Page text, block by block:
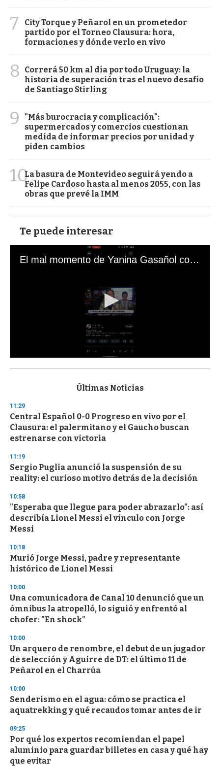
7
City Torque y Peñarol en un prometedor
partido por el Torneo Clausura: hora,
formaciones y dónde verlo en vivo
8
Correrá 50 km al día por todo Uruguay: la
historia de superación tras el nuevo desafío
de Santiago Stirling
9
"Más burocracia y complicación":
supermercados y comercios cuestionan
medida de informar precios por unidad y
piden cambios
10La basura de Montevideo seguirá yendo a
Felipe Cardoso hasta al menos 2055, con las
obras que prevé la IMM
Te puede interesar
El mal momento de Yanina Gasañol con un hincha argentino en "Subrayado"
s
d
s
o
f
3
s
e
c
o
d
s
Últimas Noticias
11:29
Central Español 0-0 Progreso en vivo por el
Clausura: el palermitano y el Gaucho buscan
estrenarse con victoria
11:19
Sergio Puglia anunció la suspensión de su
reality: el curioso motivo detrás de la decisión
10:58
"Esperaba que llegue para poder abrazarlo": así
describía Lionel Messi el vínculo con Jorge
Messi
10:18
Murió Jorge Messi, padre y representante
histórico de Lionel Messi
10:00
Una comunicadora de Canal 10 denunció que un
ómnibus la atropelló, lo siguió y enfrentó al
chofer: "En shock"
10:00
Un arquero de renombre, el debut de un jugador
de selección y Aguirre de DT: el último 11 de
Peñarol en el Charrúa
10:00
Senderismo en el agua: cómo se practica el
aquatrekking y qué recaudos tomar antes de ir
09:25
Por qué los expertos recomiendan el papel
aluminio para guardar billetes en casa y qué hay
que evitar